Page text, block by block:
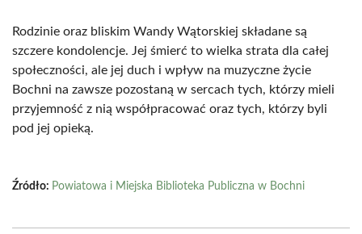
Rodzinie oraz bliskim Wandy Wątorskiej składane są
szczere kondolencje. Jej śmierć to wielka strata dla całej
społeczności, ale jej duch i wpływ na muzyczne życie
Bochni na zawsze pozostaną w sercach tych, którzy mieli
przyjemność z nią współpracować oraz tych, którzy byli
pod jej opieką.
Źródło: Powiatowa i Miejska Biblioteka Publiczna w Bochni